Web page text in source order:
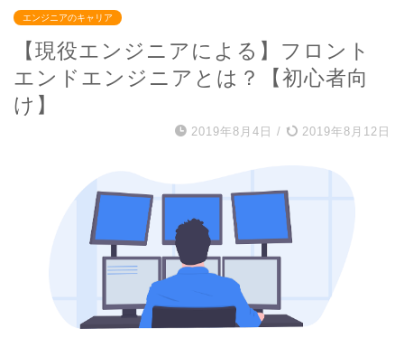
エンジニアのキャリア
【現役エンジニアによる】フロント
エンドエンジニアとは？【初心者向
け】
2019年8月4日 / 2019年8月12日